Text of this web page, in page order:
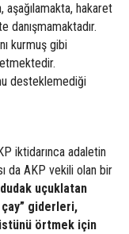
hakaret
kurmuş gibi
desteklemediği
iktidarınca adaletin
da AKP vekili olan bir
dudak uçuklatan
giderleri,
örtmek için